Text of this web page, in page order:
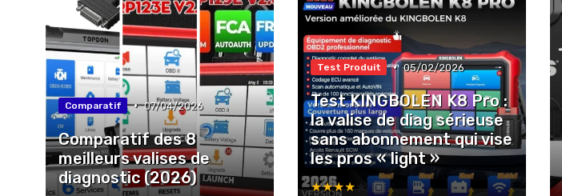
Comparatif • 07/04/2026
Comparatif des 8
meilleurs valises de
diagnostic (2026)
Test Produit • 05/02/2026
Test KINGBOLEN K8 Pro :
la valise de diag sérieuse
sans abonnement qui vise
les pros « light »
★★★★★
★★★★★